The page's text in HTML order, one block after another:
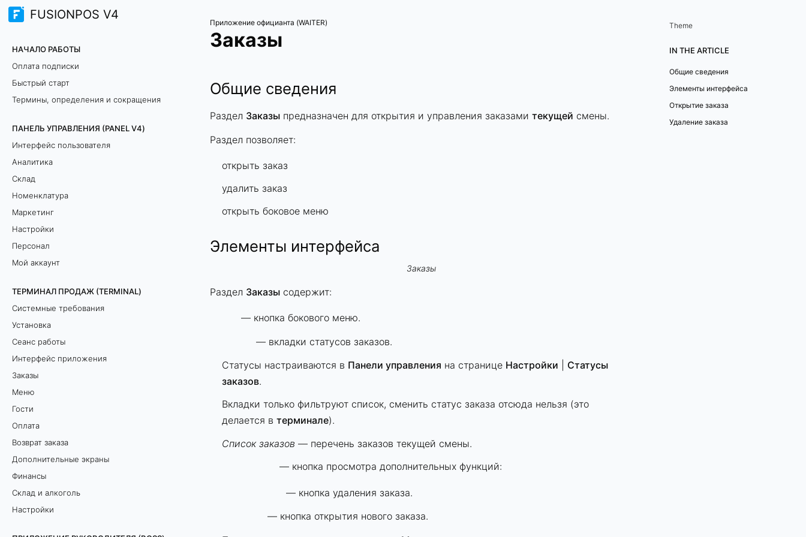
FUSIONPOS V4
НАЧАЛО РАБОТЫ
Оплата подписки
Быстрый старт
Термины, определения и сокращения
ПАНЕЛЬ УПРАВЛЕНИЯ (PANEL V4)
Интерфейс пользователя
Аналитика
Склад
Номенклатура
Маркетинг
Настройки
Персонал
Мой аккаунт
ТЕРМИНАЛ ПРОДАЖ (TERMINAL)
Системные требования
Установка
Сеанс работы
Интерфейс приложения
Заказы
Меню
Гости
Оплата
Возврат заказа
Дополнительные экраны
Финансы
Склад и алкоголь
Настройки
Приложение официанта (WAITER)
Заказы
Общие сведения
Раздел Заказы предназначен для открытия и управления заказами текущей смены.
Раздел позволяет:
открыть заказ
удалить заказ
открыть боковое меню
Элементы интерфейса
Заказы
Раздел Заказы содержит:
— кнопкабокового меню.
— вкладки статусов заказов.
Статусы настраиваются в Панели управления на странице Настройки
Статусы
заказов.
Вкладки только фильтруют список, сменить статус заказа отсюда нельзя (это
делается в терминале).
Список заказов — перечень заказов текущей смены.
— кнопка просмотра дополнительных функций:
— кнопка удаления заказа.
— кнопка открытия нового заказа.
Theme
IN THE ARTICLE
Общие сведения
Элементы интерфейса
Открытие заказа
Удаление заказа